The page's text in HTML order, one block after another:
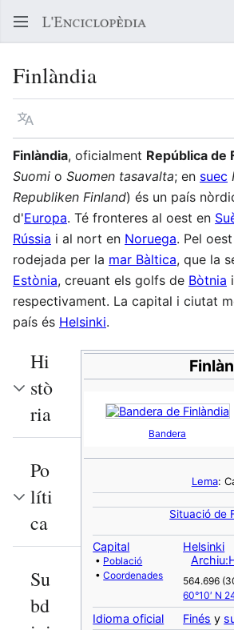
Finlàndia
Llegir en un atre idioma
Finlàndia, oficialment República de
Suomi o Suomen tasavalta; en suec
Republiken Finland) és un país
d'Europa. Té fronteres al oest en
Rússia i al nort en Noruega. Pel
rodejada per la mar Bàltica, que la
Estònia, creuant els golfs de Bòtnia i
respectivament. La capital i ciutat
país és Helsinki.
Bandera
Lema:
Situació de
Capital
• Població
•Coordenades
Helsinki
564.696
60°10′ N
Idioma oficial Finés y
Hi
stò
ria
Po
líti
ca
Su
bd